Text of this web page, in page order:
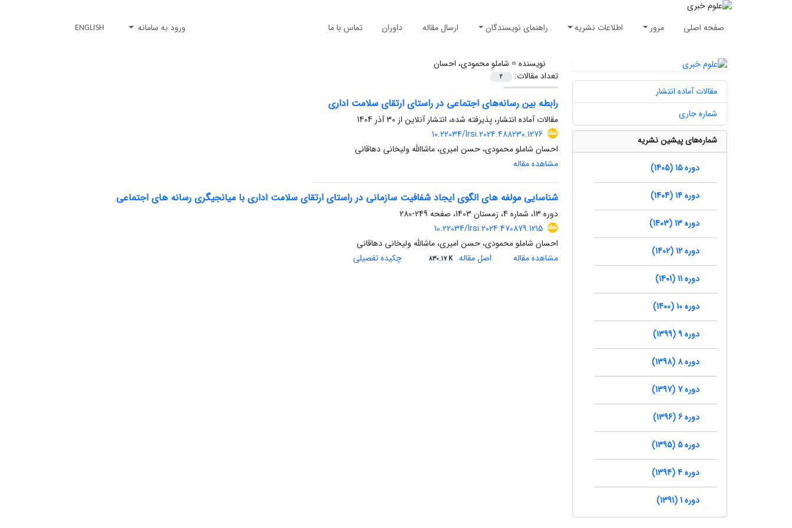
صفحه اصلی مرور اطلاعات نشریه راهنمای نویسندگان ارسال مقاله داوران تماس با ما ورود به سامانه ENGLISH
نویسنده = شاملو محمودی، احسان
تعداد مقالات:
2
رابطه بین رسانه‌های اجتماعی در راستای ارتقای سلامت اداری
مقالات آماده انتشار، پذیرفته شده، انتشار آنلاین از 30 آذر 1404
10.22034/lrsi.2024.488230.1276
احسان شاملو محمودی، حسن امیری، ماشاالله ولیخانی دهاقانی
مشاهده مقاله
شناسایی مولفه های الگوی ایجاد شفافیت سازمانی در راستای ارتقای سلامت اداری با میانجیگری رسانه های اجتماعی
دوره 13، شماره 4، زمستان 1403، صفحه
249-280
10.22034/lrsi.2024.470879.1215
احسان شاملو محمودی، حسن امیری، ماشالله ولیخانی دهاقانی
مشاهده مقاله
اصل مقاله 830.17 K چکیده تفصیلی
مقالات آماده انتشار
شماره جاری
شماره‌های پیشین نشریه
دوره 15 (1405)
دوره 14 (1404)
دوره 13 (1403)
دوره 12 (1402)
دوره 11 (1401)
دوره 10 (1400)
دوره 9 (1399)
دوره 8 (1398)
دوره 7 (1397)
دوره 6 (1396)
دوره 5 (1395)
دوره 4 (1394)
دوره 1 (1391)